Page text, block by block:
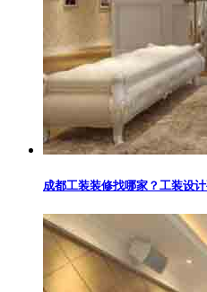
成都工装装修找哪家？工装设